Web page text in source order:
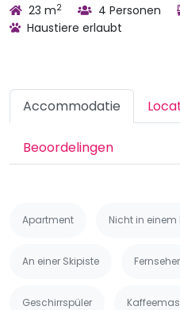
23 m2 4 Personen
Haustiere erlaubt
Accommodatie
Beoordelingen
Apartment Nicht in einem
An einer Skipiste Fernseher
Geschirrspüler